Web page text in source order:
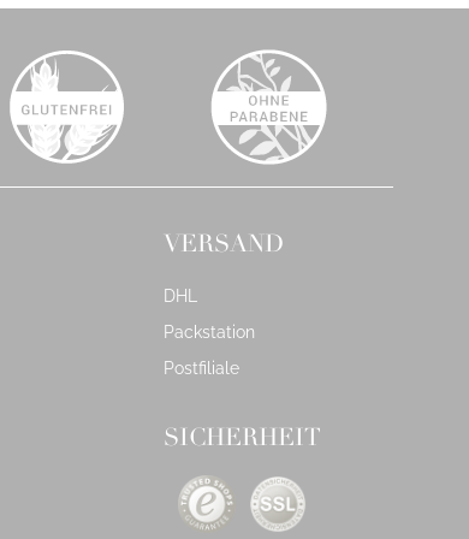
VERSAND
DHL
Packstation
Postfiliale
SICHERHEIT